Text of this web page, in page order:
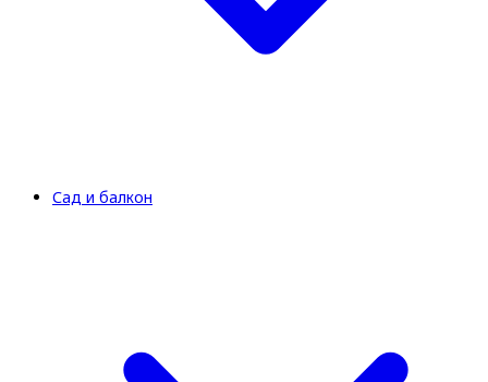
Сад и балкон